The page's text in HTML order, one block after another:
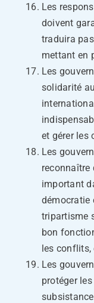
Les
doivent
traduira
mettant en
Les
solidarité
et gérer les
Les
reconnaître
important
démocratie
tripartisme
bon
les conflits,
Les
protéger